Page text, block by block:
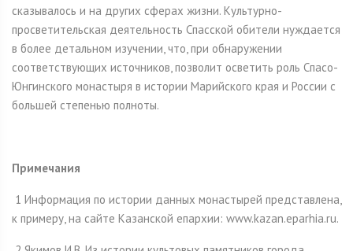
сказывалось и на других сферах жизни. Культурно-
просветительская деятельность Спасской обители нуждается
в более детальном изучении, что, при обнаружении
соответствующих источников, позволит осветить роль Спасо-
Юнгинского монастыря в истории Марийского края и России с
большей степенью полноты.
Примечания
1 Информация по истории данных монастырей представлена,
к примеру, на сайте Казанской епархии: www.kazan.eparhia.ru.